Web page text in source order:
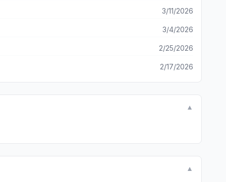
3/11/2026
3/4/2026
2/25/2026
2/17/2026
▼
▼